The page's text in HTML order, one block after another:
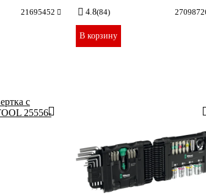
21695452 4.8(84)
В корзину